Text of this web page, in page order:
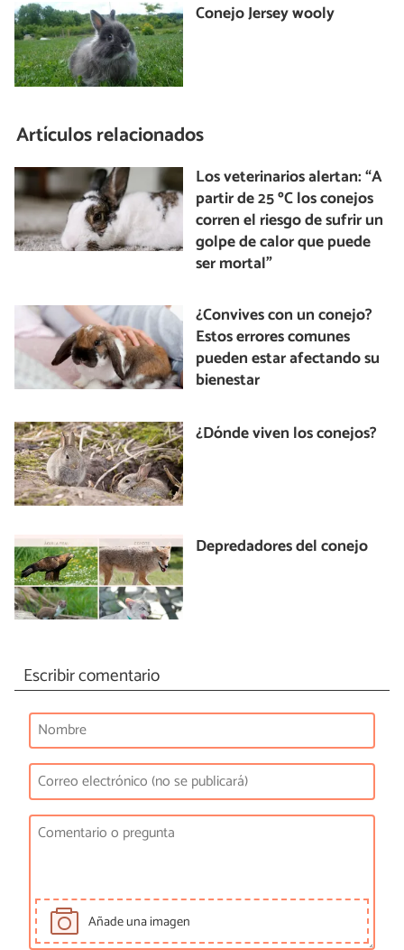
Conejo Jersey wooly
Artículos relacionados
Los veterinarios alertan: “A
partir de 25 ºC los conejos
corren el riesgo de sufrir un
golpe de calor que puede
ser mortal”
¿Convives con un conejo?
Estos errores comunes
pueden estar afectando su
bienestar
¿Dónde viven los conejos?
Depredadores del conejo
Escribir comentario
Añade una imagen